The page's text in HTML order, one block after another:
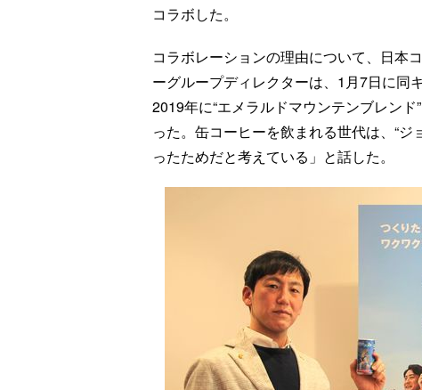
コラボした。
コラボレーションの理由について、日本
ーグループディレクターは、1月7日に同
2019年に“エメラルドマウンテンブレン
った。缶コーヒーを飲まれる世代は、“
ったためだと考えている」と話した。